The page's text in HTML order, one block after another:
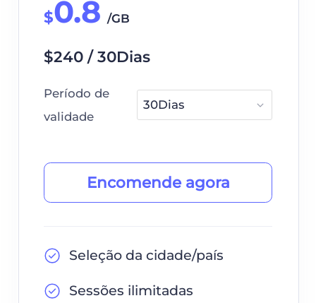
$0.8 /GB
$240 / 30Dias
Período de
validade
Encomende agora
Seleção da cidade/país
Sessões ilimitadas